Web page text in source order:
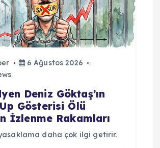
6 Ağustos 2026
Deniz Göktaş’ın
Gösterisi Ölü
İzlenme Rakamları
yasaklama daha çok ilgi getirir.